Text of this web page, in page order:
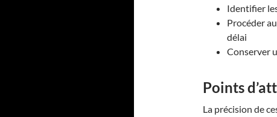
Identifier
Procéder
délai
Conserver
Points
La précision de